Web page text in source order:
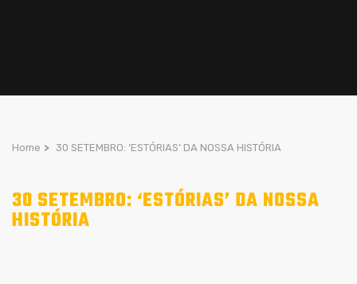
Home > 30 SETEMBRO: ‘ESTÓRIAS’ DA NOSSA HISTÓRIA
30 SETEMBRO: ‘ESTÓRIAS’ DA NOSSA
HISTÓRIA